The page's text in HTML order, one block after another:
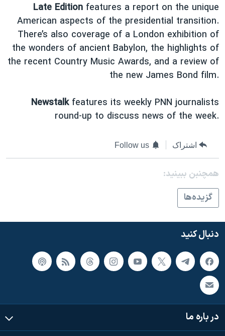
Late Edition features a report on the unique
American aspects of the presidential transition.
There’s also coverage of a London exhibition of
the wonders of ancient Babylon, the highlights of
the recent Country Music Awards, and a review of
the new James Bond film.
Newstalkfeatures its weekly PNN journalists
round-up to discuss news of the week.
اشتراک Follow us
همچنبن ببینید:
گزيده‌ها
دنبال کنید
در باره ما